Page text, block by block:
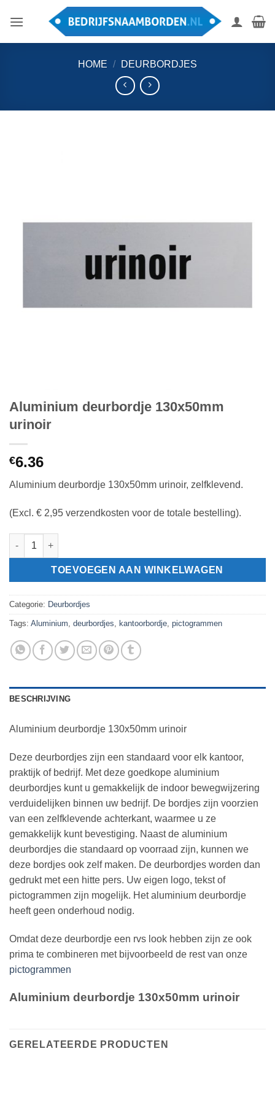
naar
HOME / DEURBORDJES
Aluminium deurbordje 130x50mm
urinoir
€6.36
Aluminium deurbordje 130x50mm urinoir, zelfklevend.
(Excl. € 2,95 verzendkosten voor de totale bestelling).
Aluminium deurbordje 130x50mm urinoir aantal
TOEVOEGEN AAN WINKELWAGEN
Categorie: Deurbordjes
Tags: Aluminium deurbordjes kantoorbordje pictogrammen
BESCHRIJVING
Aluminium deurbordje 130x50mm urinoir
Deze deurbordjes zijn een standaard voor elk kantoor,
praktijk of bedrijf. Met deze goedkope aluminium
deurbordjes kunt u gemakkelijk de indoor bewegwijzering
verduidelijken binnen uw bedrijf. De bordjes zijn voorzien
van een zelfklevende achterkant, waarmee u ze
gemakkelijk kunt bevestiging. Naast de aluminium
deurbordjes die standaard op voorraad zijn, kunnen we
deze bordjes ook zelf maken. De deurbordjes worden dan
gedrukt met een hitte pers. Uw eigen logo, tekst of
pictogrammen zijn mogelijk. Het aluminium deurbordje
heeft geen onderhoud nodig.
Omdat deze deurbordje een rvs look hebben zijn ze ook
prima te combineren met bijvoorbeeld de rest van onze
pictogrammen
Aluminium deurbordje 130x50mm urinoir
GERELATEERDE PRODUCTEN